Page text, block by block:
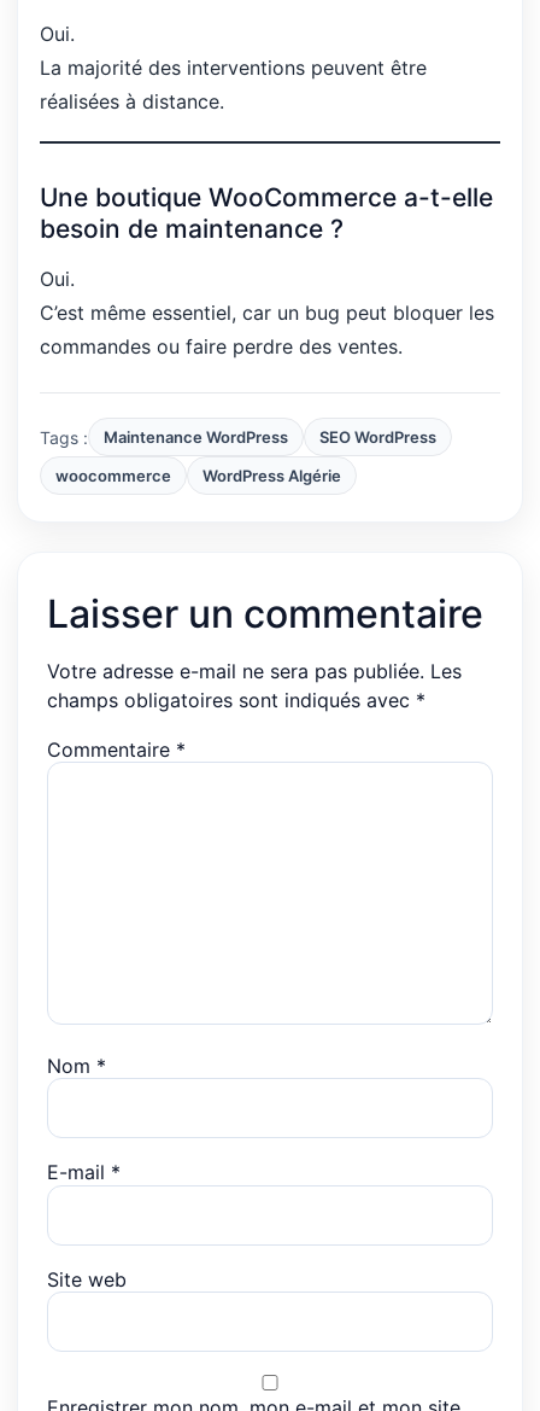
Oui.
La majorité des interventions peuvent être
réalisées à distance.
Une boutique WooCommerce a-t-elle
besoin de maintenance ?
Oui.
C’est même essentiel, car un bug peut bloquer les
commandes ou faire perdre des ventes.
Tags : Maintenance WordPress
SEO WordPress
woocommerce
WordPress Algérie
Laisser un commentaire
Votre adresse e-mail ne sera pas publiée. Les
champs obligatoires sont indiqués avec *
Commentaire *
Nom *
E-mail *
Site web